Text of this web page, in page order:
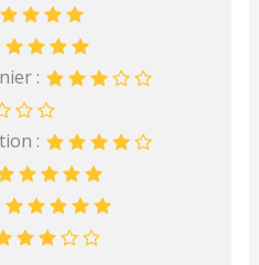
:
: